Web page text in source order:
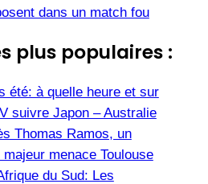
dans un match fou
plus populaires :
été: à quelle heure et sur
suivre Japon – Australie
Thomas Ramos, un
menace Toulouse
du Sud: Les